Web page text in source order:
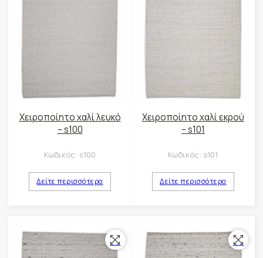
Χειροποίητο χαλί λευκό
– s100
Κωδικός: s100
Δείτε περισσότερα
Χειροποίητο χαλί εκρού
– s101
Κωδικός: s101
Δείτε περισσότερα